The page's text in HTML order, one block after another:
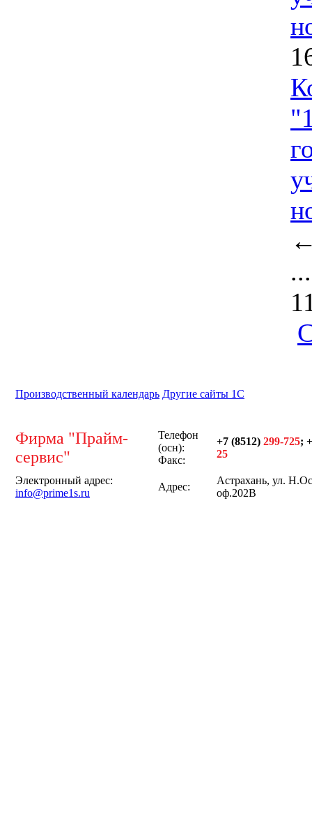
Производственный календарь Другие сайты 1С
Фирма "Прайм-
сервис"
Телефон
(осн):
Факс:
+7 (8512) 299-725;
25
Электронный адрес:
info@prime1s.ru
Адрес:
Астрахань, ул.
оф.202В